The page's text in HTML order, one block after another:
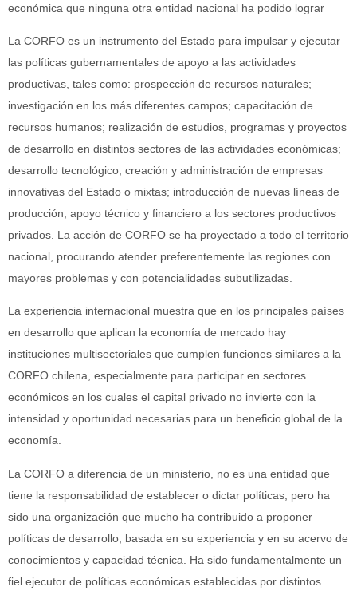
económica que ninguna otra entidad nacional ha podido lograr
La CORFO es un instrumento del Estado para impulsar y ejecutar
las políticas gubernamentales de apoyo a las actividades
productivas, tales como: prospección de recursos naturales;
investigación en los más diferentes campos; capacitación de
recursos humanos; realización de estudios, programas y proyectos
de desarrollo en distintos sectores de las actividades económicas;
desarrollo tecnológico, creación y administración de empresas
innovativas del Estado o mixtas; introducción de nuevas líneas de
producción; apoyo técnico y financiero a los sectores productivos
privados. La acción de CORFO se ha proyectado a todo el territorio
nacional, procurando atender preferentemente las regiones con
mayores problemas y con potencialidades subutilizadas.
La experiencia internacional muestra que en los principales países
en desarrollo que aplican la economía de mercado hay
instituciones multisectoriales que cumplen funciones similares a la
CORFO chilena, especialmente para participar en sectores
económicos en los cuales el capital privado no invierte con la
intensidad y oportunidad necesarias para un beneficio global de la
economía.
La CORFO a diferencia de un ministerio, no es una entidad que
tiene la responsabilidad de establecer o dictar políticas, pero ha
sido una organización que mucho ha contribuido a proponer
políticas de desarrollo, basada en su experiencia y en su acervo de
conocimientos y capacidad técnica. Ha sido fundamentalmente un
fiel ejecutor de políticas económicas establecidas por distintos